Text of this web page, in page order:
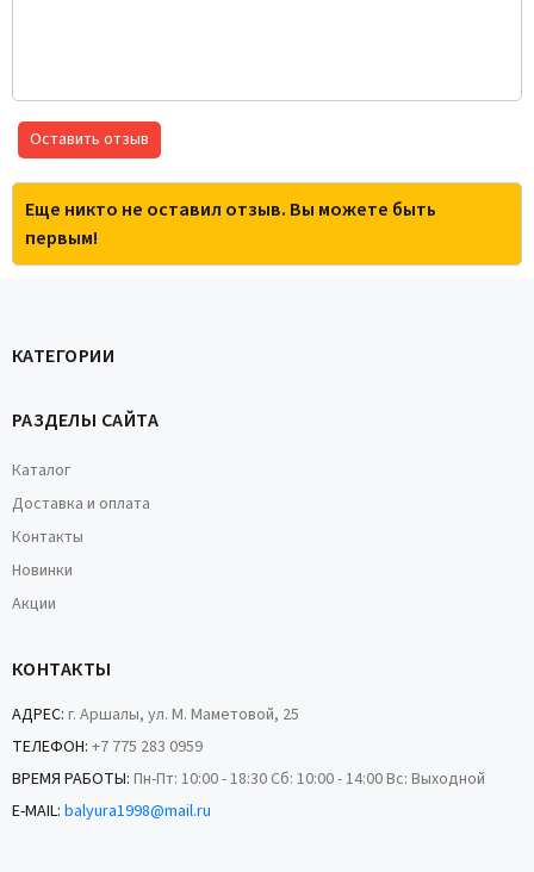
Оставить отзыв
Еще никто не оставил отзыв. Вы можете быть
первым!
КАТЕГОРИИ
РАЗДЕЛЫ САЙТА
Каталог
Доставка и оплата
Контакты
Новинки
Акции
КОНТАКТЫ
АДРЕС: г. Аршалы, ул. М. Маметовой, 25
ТЕЛЕФОН: +7 775 283 0959
ВРЕМЯ РАБОТЫ: Пн-Пт: 10:00 - 18:30 Сб: 10:00 - 14:00 Вс: Выходной
E-MAIL: balyura1998@mail.ru